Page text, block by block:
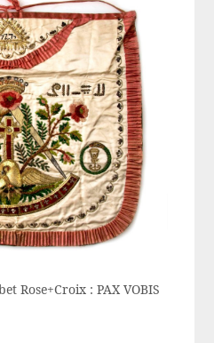
Rose+Croix : PAX VOBIS